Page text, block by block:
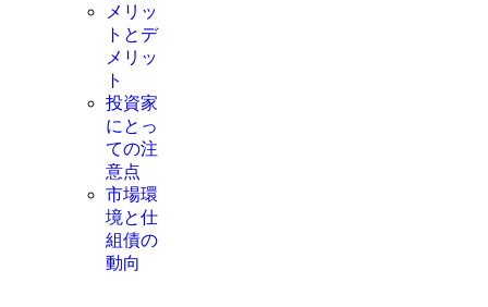
メリッ
トとデ
メリッ
ト
投資家
にとっ
ての注
意点
市場環
境と仕
組債の
動向